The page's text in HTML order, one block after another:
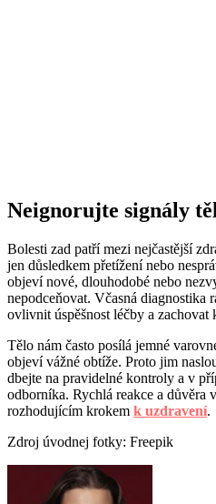
Neignorujte signály
Bolesti zad patří mezi nejčastější
jen důsledkem přetížení nebo
objeví nové, dlouhodobé nebo
nepodceňovat. Včasná diagnostika
ovlivnit úspěšnost léčby a zachovat
Tělo nám často posílá jemné
objeví vážné obtíže. Proto jim
dbejte na pravidelné kontroly a v
odborníka. Rychlá reakce a důvěra
rozhodujícím krokem k uzdravení.
Zdroj úvodnej fotky: Freepik